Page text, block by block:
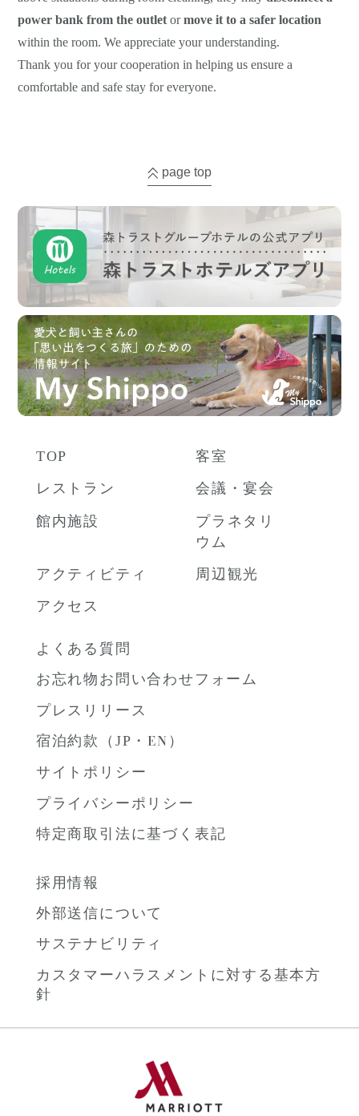
power bank from the outlet ormove it to a safer location
within the room. We appreciate your understanding.
Thank you for your cooperation in helping us ensure a
comfortable and safe stay for everyone.
page top
TOP 客室
レストラン 会議・宴会
館内施設
プラネタリ
ウム
アクティビティ 周辺観光
アクセス
よくある質問
お忘れ物お問い合わせフォーム
プレスリリース
宿泊約款（ JP ・EN ）
サイトポリシー
プライバシーポリシー
特定商取引法に基づく表記
採用情報
外部送信について
サステナビリティ
カスタマーハラスメントに対する基本方
針